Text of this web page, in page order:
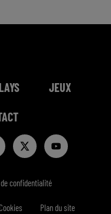
JEUX
confidentialité
Cookies Plan du site